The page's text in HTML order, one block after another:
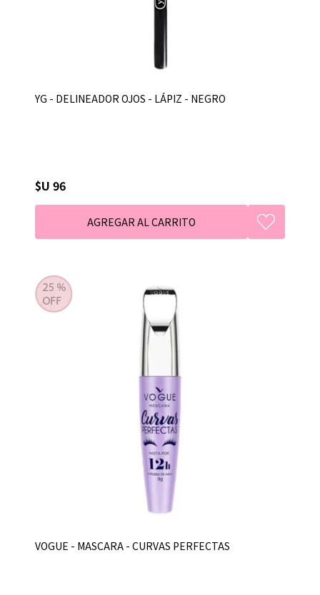
YG - DELINEADOR OJOS - LÁPIZ - NEGRO
$U 96
VOGUE - MASCARA - CURVAS PERFECTAS